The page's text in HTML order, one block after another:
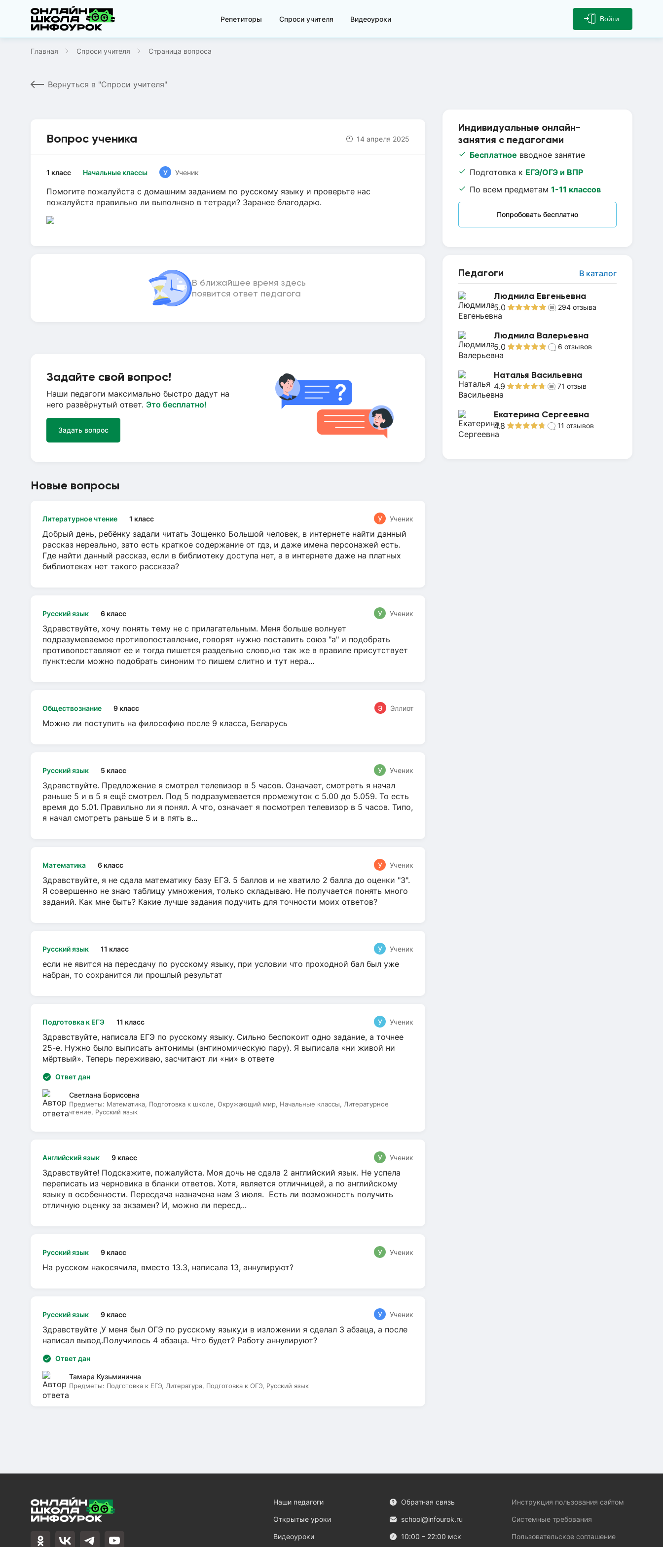
Репетиторы Спроси учителя Видеоуроки Войти
Главная Спроси учителя Страница вопроса
Вернуться в "Спроси учителя"
Индивидуальные онлайн-
занятия с педагогами
Бесплатное вводное занятие
Подготовка к ЕГЭ/ОГЭ и ВПР
По всем предметам 1-11 классов
Попробовать бесплатно
Педагоги В каталог
Людмила Евгеньевна
5.0 294 отзыва
Людмила Валерьевна
5.0 6 отзывов
Наталья Васильевна
4.9 71 отзыв
Екатерина Сергеевна
4.8 11 отзывов
Вопрос ученика 14 апреля 2025
Начальные классы
1 класс У Ученик
Помогите пожалуйста с домашним заданием по русскому языку и проверьте нас
пожалуйста правильно ли выполнено в тетради? Заранее благодарю.
В ближайшее время здесь
появится ответ педагога
Задайте свой вопрос!
Наши педагоги максимально быстро дадут на
него развёрнутый ответ. Это бесплатно!
Задать вопрос
Новые вопросы
Литературное чтение 1 класс У Ученик
Добрый день, ребёнку задали читать Зощенко Большой человек, в интернете найти данный
рассказ нереально, зато есть краткое содержание от гдз, и даже имена персонажей есть.
Где найти данный рассказ, если в библиотеку доступа нет, а в интернете даже на платных
библиотеках нет такого рассказа?
Русский язык 6 класс У Ученик
Здравствуйте, хочу понять тему не с прилагательным. Меня больше волнует
подразумеваемое противопоставление, говорят нужно поставить союз "а" и подобрать
противопоставляют ее и тогда пишется раздельно слово,но так же в правиле присутствует
пункт:если можно подобрать синоним то пишем слитно и тут нера...
Обществознание 9 класс Э Эллиот
Можно ли поступить на философию после 9 класса, Беларусь
Русский язык 5 класс У Ученик
Здравствуйте. Предложение я смотрел телевизор в 5 часов. Означает, смотреть я начал
раньше 5 и в 5 я ещё смотрел. Под 5 подразумевается промежуток с 5.00 до 5.059. То есть
время до 5.01. Правильно ли я понял. А что, означает я посмотрел телевизор в 5 часов. Типо,
я начал смотреть раньше 5 и в пять в...
Математика 6 класс У Ученик
Здравствуйте, я не сдала математику базу ЕГЭ. 5 баллов и не хватило 2 балла до оценки "3".
Я совершенно не знаю таблицу умножения, только складываю. Не получается понять много
заданий. Как мне быть? Какие лучше задания подучить для точности моих ответов?
Русский язык 11 класс У Ученик
если не явится на пересдачу по русскому языку, при условии что проходной бал был уже
набран, то сохранится ли прошлый результат
Подготовка к ЕГЭ 11 класс У Ученик
Здравствуйте, написала ЕГЭ по русскому языку. Сильно беспокоит одно задание, а точнее
25-е. Нужно было выписать антонимы (антиномическую пару). Я выписала «ни живой ни
мёртвый». Теперь переживаю, засчитают ли «ни» в ответе
Ответ дан
Светлана Борисовна
Предметы: Математика, Подготовка к школе, Окружающий мир, Начальные классы, Литературное
чтение, Русский язык
Английский язык 9 класс У Ученик
Здравствуйте! Подскажите, пожалуйста. Моя дочь не сдала 2 английский язык. Не успела
переписать из черновика в бланки ответов. Хотя, является отличницей, а по английскому
языку в особенности. Пересдача назначена нам 3 июля. Есть ли возможность получить
отличную оценку за экзамен? И, можно ли пересд...
Русский язык 9 класс У Ученик
На русском накосячила, вместо 13.3, написала 13, аннулируют?
Русский язык 9 класс У Ученик
Здравствуйте ,У меня был ОГЭ по русскому языку,и в изложении я сделал 3 абзаца, а после
написал вывод.Получилось 4 абзаца. Что будет? Работу аннулируют?
Ответ дан
Тамара Кузьминична
Предметы: Подготовка к ЕГЭ, Литература, Подготовка к ОГЭ, Русский язык
Наши педагоги
Открытые уроки
Видеоуроки
Обратная связь
school@infourok.ru
10:00 – 22:00 мск
Инструкция пользования сайтом
Системные требования
Пользовательское соглашение